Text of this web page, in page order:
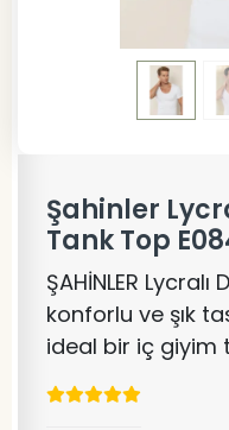
Şahinler
Tank Top
ŞAHİNLER
konforlu ve şık
ideal bir iç giyim